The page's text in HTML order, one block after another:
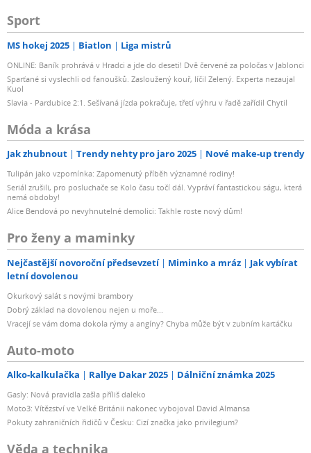
Sport
MS hokej 2025 Biatlon Liga mistrů
ONLINE: Baník prohrává v Hradci a jde do deseti! Dvě červené za poločas v Jablonci
Sparťané si vyslechli od fanoušků. Zasloužený kouř, líčil Zelený. Experta nezaujal
Kuol
Slavia - Pardubice 2:1. Sešívaná jízda pokračuje, třetí výhru v řadě zařídil Chytil
Móda a krása
Jak zhubnout Trendy nehty pro jaro 2025 Nové make-up trendy
Tulipán jako vzpomínka: Zapomenutý příběh významné rodiny!
Seriál zrušili, pro posluchače se Kolo času točí dál. Vypráví fantastickou ságu, která
nemá obdoby!
Alice Bendová po nevyhnutelné demolici: Takhle roste nový dům!
Pro ženy a maminky
Nejčastější novoroční předsevzetí Miminko a mráz
Jak vybírat
letní dovolenou
Okurkový salát s novými brambory
Dobrý základ na dovolenou nejen u moře...
Vracejí se vám doma dokola rýmy a angíny? Chyba může být v zubním kartáčku
Auto-moto
Alko-kalkulačka Rallye Dakar 2025 Dálniční známka 2025
Gasly: Nová pravidla zašla příliš daleko
Moto3: Vítězství ve Velké Británii nakonec vybojoval David Almansa
Pokuty zahraničních řidičů v Česku: Cizí značka jako privilegium?
Věda a technika